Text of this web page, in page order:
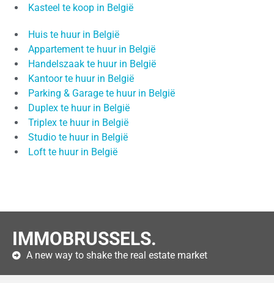
Kasteel te koop in België
Huis te huur in België
Appartement te huur in België
Handelszaak te huur in België
Kantoor te huur in België
Parking & Garage te huur in België
Duplex te huur in België
Triplex te huur in België
Studio te huur in België
Loft te huur in België
IMMOBRUSSELS.
A new way to shake the real estate market